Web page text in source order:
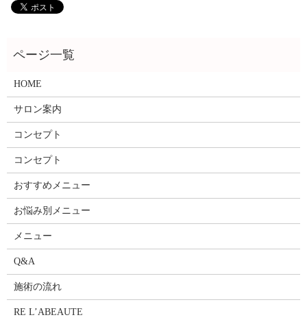
HOME
サロン案内
コンセプト
コンセプト
おすすめメニュー
お悩み別メニュー
メニュー
Q&A
施術の流れ
RE L’ABEAUTE